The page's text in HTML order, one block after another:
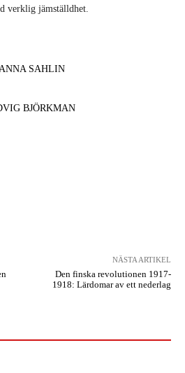
verklig jämställdhet.
SAHLIN
BJÖRKMAN
NÄSTA ARTIKEL
Den finska revolutionen 1917-
1918: Lärdomar av ett nederlag